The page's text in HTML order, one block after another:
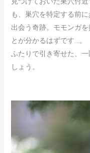
も、巣穴を特定する前
出会う奇跡。モモンガ
とが分かるはずです…。
ふたりで引き寄せた、
しょう。